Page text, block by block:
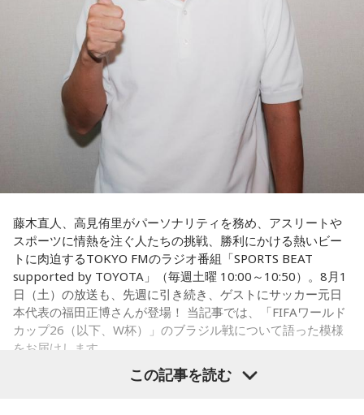
福田：そういう見方も当然ありますし、それができれば一番
いいと思うのですが、森保監督は帰国後の会見で「戦術は後
出しジャンケンだ」と言っていたんです。どういうことかと
いうと、自分たちが変えたら相手がまた変えてくる、それに
対してまた変えていかなきゃならない。ベンチでその都度
（戦術を）言い続けても、向こうが変えてきたら、その変化
に対して変化しなきゃいけない。「こういうやり方をしま
す」「だったらこう対応します」と。
そうすると、対応された側がまた変えてくるんですよ、それ
度言えますけど、ピッチのなかで選手たちがそれを感じて、
対応していく能力を高めていくのがサッカーにおいて一番重
要なんです。
ブラジル戦のときも「守ろう」という気持ちはなくても、ブ
ラジルが1点負けていたときに、前に出てくるエネルギーって
すごいんです。それを食い止めたり、押し返したりするため
には、前半よりもエネルギーをもっと使わなきゃいけないけ
れども、ブラジルのものすごい勢いにのまれてしまった。た
だ、これは日本だけではなく、アルゼンチンと対戦したイン
藤木直人、高見侑里がパーソナリティを務め、アスリートや
スポーツに情熱を注ぐ人たちの挑戦、勝利にかける熱いビー
トに肉迫するTOKYO FMのラジオ番組「SPORTS BEAT
supported by TOYOTA」（毎週土曜 10:00～10:50）。8月1
日（土）の放送も、先週に引き続き、ゲストにサッカー元日
本代表の福田正博さんが登場！ 当記事では、「FIFAワールド
カップ26（以下、W杯）」のブラジル戦について語った模様
をお届けします。
この記事を読む